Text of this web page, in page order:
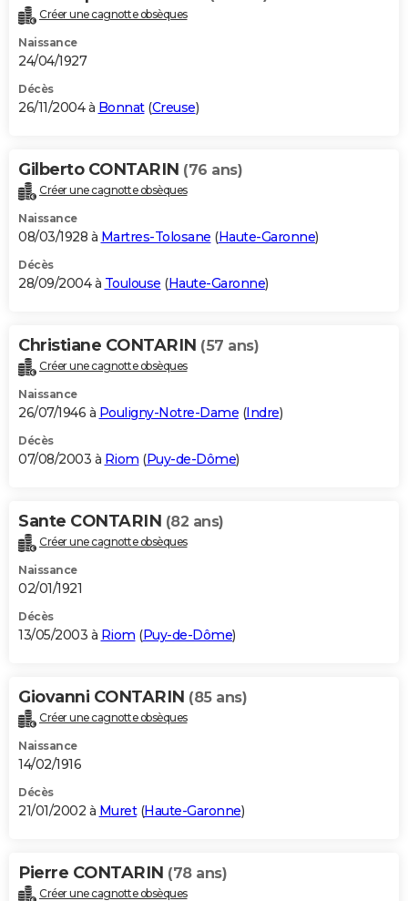
Créer une cagnotte obsèques
Naissance
24/04/1927
Décès
26/11/2004 à Bonnat(Creuse)
Gilberto CONTARIN (76 ans)
Créer une cagnotte obsèques
Naissance
08/03/1928 à Martres-Tolosane (Haute-Garonne)
Décès
28/09/2004 à Toulouse (Haute-Garonne)
Christiane CONTARIN (57 ans)
Créer une cagnotte obsèques
Naissance
26/07/1946 à Pouligny-Notre-Dame (Indre)
Décès
07/08/2003 à Riom (Puy-de-Dôme)
Sante CONTARIN (82 ans)
Créer une cagnotte obsèques
Naissance
02/01/1921
Décès
13/05/2003 à Riom (Puy-de-Dôme)
Giovanni CONTARIN (85 ans)
Créer une cagnotte obsèques
Naissance
14/02/1916
Décès
21/01/2002 à Muret(Haute-Garonne)
Pierre CONTARIN (78 ans)
Créer une cagnotte obsèques